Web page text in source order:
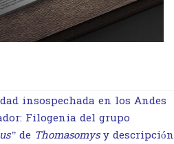
insospechada en los Andes
Filogenia del grupo
de Thomasomysy descripción